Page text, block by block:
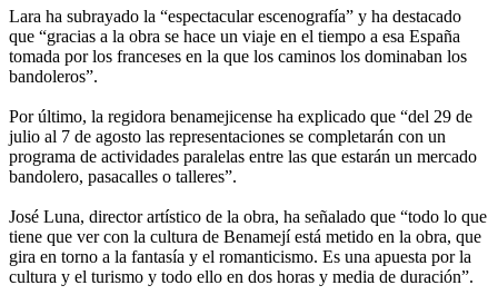
Lara ha subrayado la “espectacular escenografía” y ha destacado
que “gracias a la obra se hace un viaje en el tiempo a esa España
tomada por los franceses en la que los caminos los dominaban los
bandoleros”.
Por último, la regidora benamejicense ha explicado que “del 29 de
julio al 7 de agosto las representaciones se completarán con un
programa de actividades paralelas entre las que estarán un mercado
bandolero, pasacalles o talleres”.
José Luna, director artístico de la obra, ha señalado que “todo lo que
tiene que ver con la cultura de Benamejí está metido en la obra, que
gira en torno a la fantasía y el romanticismo. Es una apuesta por la
cultura y el turismo y todo ello en dos horas y media de duración”.